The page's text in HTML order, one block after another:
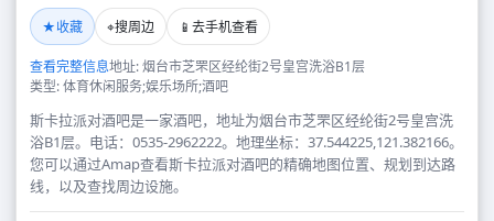
★收藏 ⌖搜周边 📱 去手机查看
查看完整信息地址: 烟台市芝罘区经纶街2号皇宫洗浴B1层
类型: 体育休闲服务;娱乐场所;酒吧
斯卡拉派对酒吧是一家酒吧，地址为烟台市芝罘区经纶街2号皇宫洗
浴B1层。电话：0535-2962222。地理坐标：37.544225,121.382166。
您可以通过Amap查看斯卡拉派对酒吧的精确地图位置、规划到达路
线，以及查找周边设施。